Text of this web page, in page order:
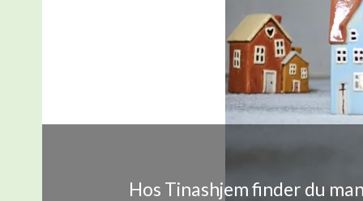
Hos Tinashjem finder du